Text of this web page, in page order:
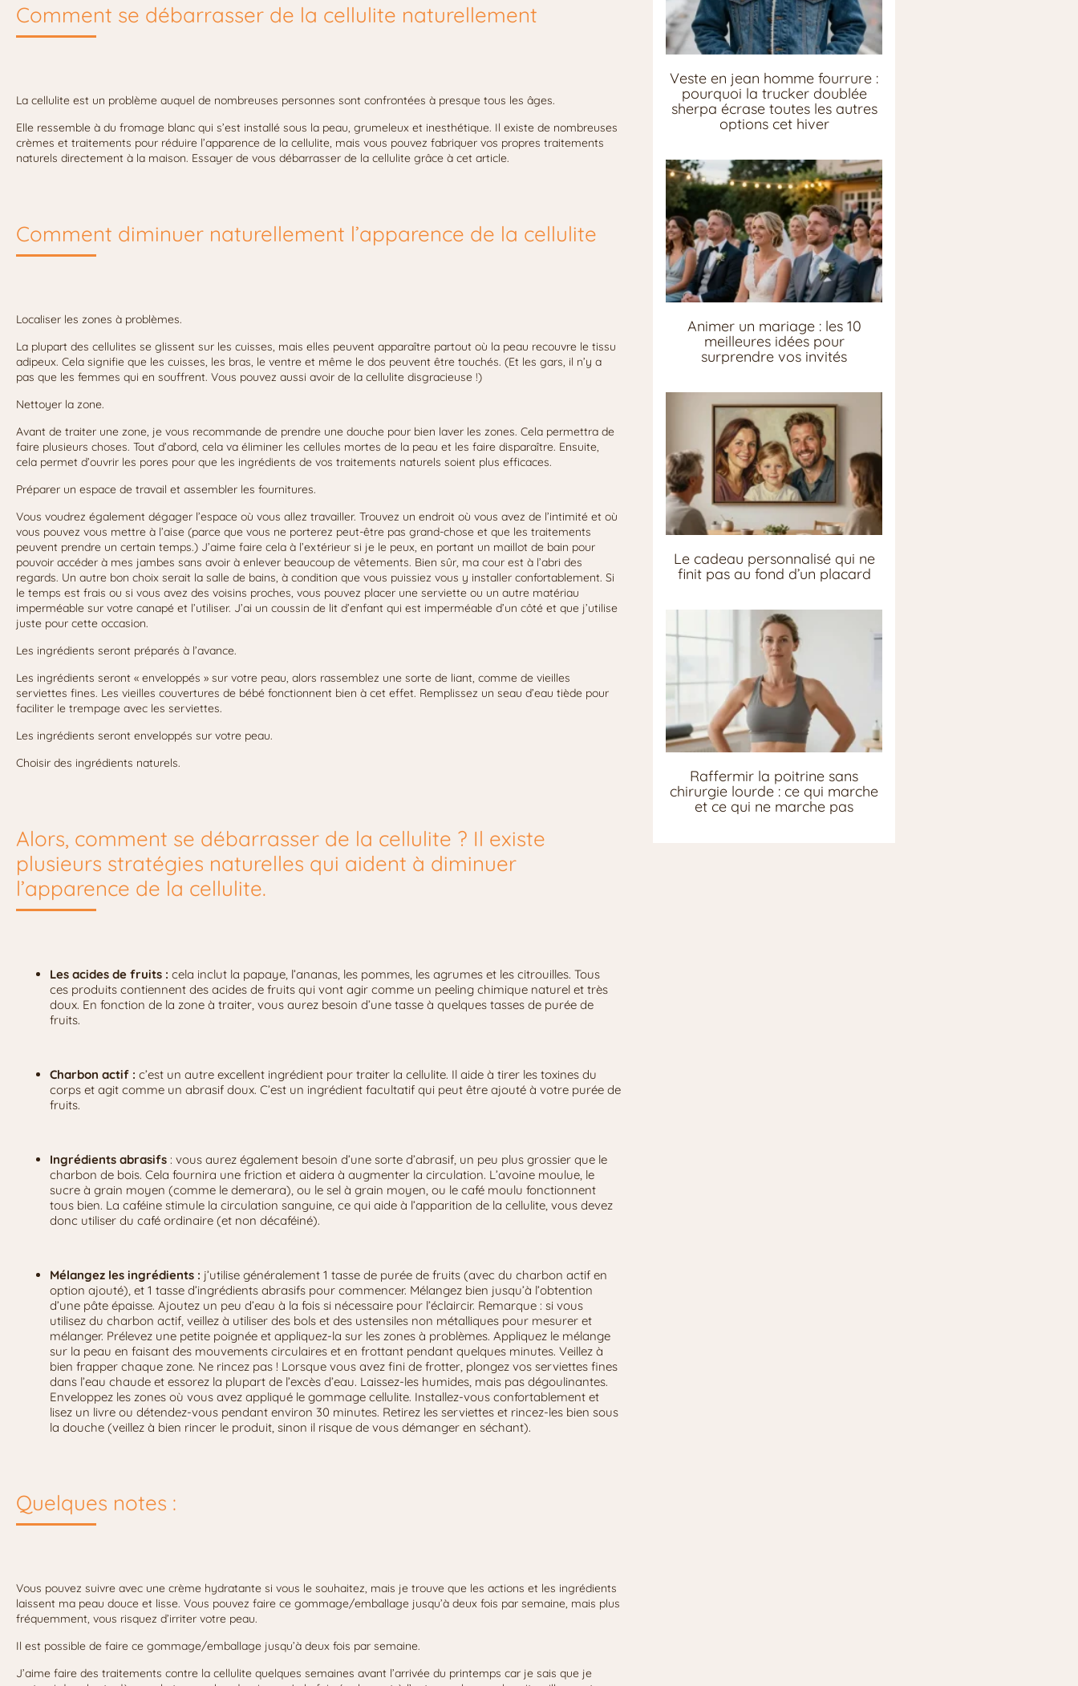
Comment se débarrasser de la cellulite naturellement
La cellulite est un problème auquel de nombreuses personnes sont confrontées à presque tous les âges.
Elle ressemble à du fromage blanc qui s’est installé sous la peau, grumeleux et inesthétique. Il existe de nombreuses
crèmes et traitements pour réduire l’apparence de la cellulite, mais vous pouvez fabriquer vos propres traitements
naturels directement à la maison. Essayer de vous débarrasser de la cellulite grâce à cet article.
Comment diminuer naturellement l’apparence de la cellulite
Localiser les zones à problèmes.
La plupart des cellulites se glissent sur les cuisses, mais elles peuvent apparaître partout où la peau recouvre le tissu
adipeux. Cela signifie que les cuisses, les bras, le ventre et même le dos peuvent être touchés. (Et les gars, il n’y a
pas que les femmes qui en souffrent. Vous pouvez aussi avoir de la cellulite disgracieuse !)
Nettoyer la zone.
Avant de traiter une zone, je vous recommande de prendre une douche pour bien laver les zones. Cela permettra de
faire plusieurs choses. Tout d’abord, cela va éliminer les cellules mortes de la peau et les faire disparaître. Ensuite,
cela permet d’ouvrir les pores pour que les ingrédients de vos traitements naturels soient plus efficaces.
Préparer un espace de travail et assembler les fournitures.
Vous voudrez également dégager l’espace où vous allez travailler. Trouvez un endroit où vous avez de l’intimité et où
vous pouvez vous mettre à l’aise (parce que vous ne porterez peut-être pas grand-chose et que les traitements
peuvent prendre un certain temps.) J’aime faire cela à l’extérieur si je le peux, en portant un maillot de bain pour
pouvoir accéder à mes jambes sans avoir à enlever beaucoup de vêtements. Bien sûr, ma cour est à l’abri des
regards. Un autre bon choix serait la salle de bains, à condition que vous puissiez vous y installer confortablement. Si
le temps est frais ou si vous avez des voisins proches, vous pouvez placer une serviette ou un autre matériau
imperméable sur votre canapé et l’utiliser. J’ai un coussin de lit d’enfant qui est imperméable d’un côté et que j’utilise
juste pour cette occasion.
Les ingrédients seront préparés à l’avance.
Les ingrédients seront « enveloppés » sur votre peau, alors rassemblez une sorte de liant, comme de vieilles
serviettes fines. Les vieilles couvertures de bébé fonctionnent bien à cet effet. Remplissez un seau d’eau tiède pour
faciliter le trempage avec les serviettes.
Les ingrédients seront enveloppés sur votre peau.
Choisir des ingrédients naturels.
Alors, comment se débarrasser de la cellulite ? Il existe
plusieurs stratégies naturelles qui aident à diminuer
l’apparence de la cellulite.
Les acides de fruits : cela inclut la papaye, l’ananas, les pommes, les agrumes et les citrouilles. Tous
ces produits contiennent des acides de fruits qui vont agir comme un peeling chimique naturel et très
doux. En fonction de la zone à traiter, vous aurez besoin d’une tasse à quelques tasses de purée de
fruits.
Charbon actif : c’est un autre excellent ingrédient pour traiter la cellulite. Il aide à tirer les toxines du
corps et agit comme un abrasif doux. C’est un ingrédient facultatif qui peut être ajouté à votre purée de
fruits.
Ingrédients abrasifs : vous aurez également besoin d’une sorte d’abrasif, un peu plus grossier que le
charbon de bois. Cela fournira une friction et aidera à augmenter la circulation. L’avoine moulue, le
sucre à grain moyen (comme le demerara), ou le sel à grain moyen, ou le café moulu fonctionnent
tous bien. La caféine stimule la circulation sanguine, ce qui aide à l’apparition de la cellulite, vous devez
donc utiliser du café ordinaire (et non décaféiné).
Mélangez les ingrédients : j’utilise généralement 1 tasse de purée de fruits (avec du charbon actif en
option ajouté), et 1 tasse d’ingrédients abrasifs pour commencer. Mélangez bien jusqu’à l’obtention
d’une pâte épaisse. Ajoutez un peu d’eau à la fois si nécessaire pour l’éclaircir. Remarque : si vous
utilisez du charbon actif, veillez à utiliser des bols et des ustensiles non métalliques pour mesurer et
mélanger. Prélevez une petite poignée et appliquez-la sur les zones à problèmes. Appliquez le mélange
sur la peau en faisant des mouvements circulaires et en frottant pendant quelques minutes. Veillez à
bien frapper chaque zone. Ne rincez pas ! Lorsque vous avez fini de frotter, plongez vos serviettes fines
dans l’eau chaude et essorez la plupart de l’excès d’eau. Laissez-les humides, mais pas dégoulinantes.
Enveloppez les zones où vous avez appliqué le gommage cellulite. Installez-vous confortablement et
lisez un livre ou détendez-vous pendant environ 30 minutes. Retirez les serviettes et rincez-les bien sous
la douche (veillez à bien rincer le produit, sinon il risque de vous démanger en séchant).
Quelques notes :
Vous pouvez suivre avec une crème hydratante si vous le souhaitez, mais je trouve que les actions et les ingrédients
laissent ma peau douce et lisse. Vous pouvez faire ce gommage/emballage jusqu’à deux fois par semaine, mais plus
fréquemment, vous risquez d’irriter votre peau.
Il est possible de faire ce gommage/emballage jusqu’à deux fois par semaine.
J’aime faire des traitements contre la cellulite quelques semaines avant l’arrivée du printemps car je sais que je
Veste en jean homme fourrure :
pourquoi la trucker doublée
sherpa écrase toutes les autres
options cet hiver
Animer un mariage : les 10
meilleures idées pour
surprendre vos invités
Le cadeau personnalisé qui ne
finit pas au fond d’un placard
Raffermir la poitrine sans
chirurgie lourde : ce qui marche
et ce qui ne marche pas